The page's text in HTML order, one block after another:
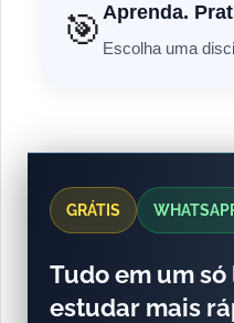
🎯 Aprenda.
Escolha uma
GRÁTIS
Tudo em um
estudar mais